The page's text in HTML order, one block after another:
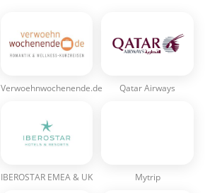
Verwoehnwochenende.de Qatar Airways
IBEROSTAR EMEA & UK Mytrip